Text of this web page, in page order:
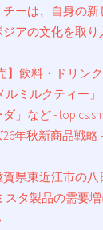
ーは、自身の
アの文化を取り
売】飲料・ドリン
ルミルクティー
」など -
年秋新商品戦略
県東近江市の
スタ製品の需要